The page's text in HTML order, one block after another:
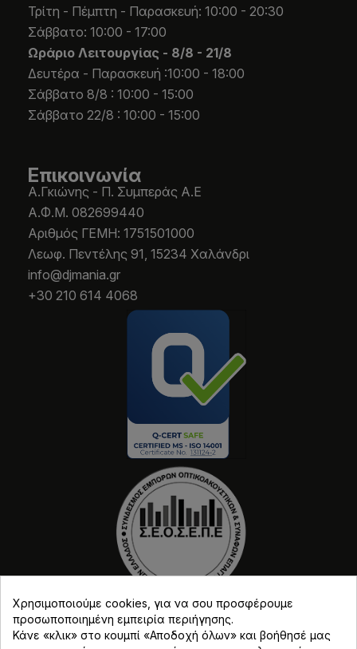
Τρίτη - Πέμπτη - Παρασκευή: 10:00 - 20:30
Σάββατο: 10:00 - 17:00
Ωράριο Λειτουργίας - 8/8 - 21/8
Δευτέρα - Παρασκευή :10:00 - 18:00
Σάββατο 8/8 : 10:00 - 15:00
Σάββατο 22/8 : 10:00 - 15:00
Επικοινωνία
Α.Γκιώνης - Π. Συμπεράς Α.Ε
Α.Φ.Μ. 082699440
Aριθμός ΓΕΜΗ: 1751501000
Λεωφ. Πεντέλης 91, 15234 Χαλάνδρι
info@djmania.gr
+30 210 614 4068
Χρησιμοποιούμε cookies, για να σου προσφέρουμε
προσωποποιημένη εμπειρία περιήγησης.
Κάνε «κλικ» στο κουμπί «Αποδοχή όλων» και βοήθησέ μας